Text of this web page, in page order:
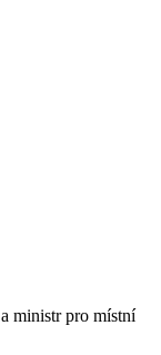
ministr pro místní